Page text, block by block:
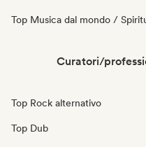
Top Musica dal mondo /
Curatori/
Top Rock alternativo
Top Dub